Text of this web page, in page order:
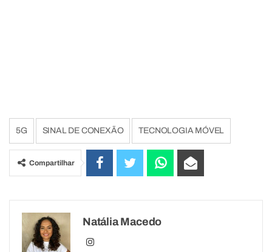
5G SINAL DE CONEXÃO TECNOLOGIA MÓVEL
Compartilhar
Natália Macedo